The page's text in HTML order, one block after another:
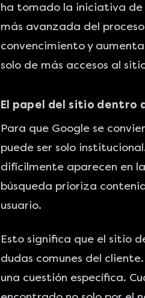
ha tomado la iniciativa de
más avanzada del
convencimiento y
solo de más accesos al
El papel del sitio dentro
Para que Google se
puede ser solo
difícilmente aparecen en
búsqueda prioriza
usuario.
Esto significa que el sitio
dudas comunes del
una cuestión específica.